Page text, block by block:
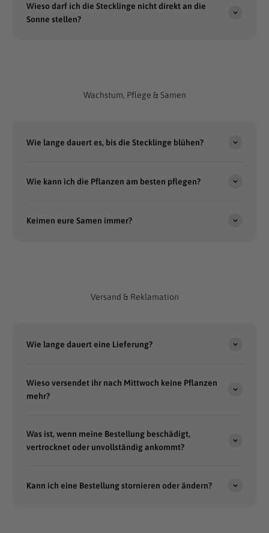
Wieso darf ich die Stecklinge nicht direkt an die
Sonne stellen?
Wachstum, Pflege & Samen
Wie lange dauert es, bis die Stecklinge blühen?
Wie kann ich die Pflanzen am besten pflegen?
Keimen eure Samen immer?
Versand & Reklamation
Wie lange dauert eine Lieferung?
Wieso versendet ihr nach Mittwoch keine Pflanzen
mehr?
Was ist, wenn meine Bestellung beschädigt,
vertrocknet oder unvollständig ankommt?
Kann ich eine Bestellung stornieren oder ändern?